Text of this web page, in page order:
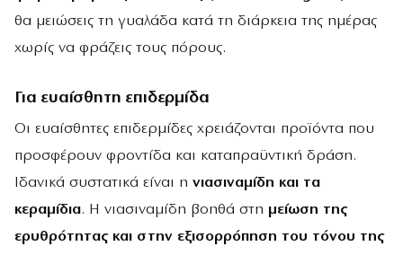
θα μειώσεις τη γυαλάδα κατά τη διάρκεια της ημέρας
χωρίς να φράζεις τους πόρους.
Για ευαίσθητη επιδερμίδα
Οι ευαίσθητες επιδερμίδες χρειάζονται προϊόντα που
προσφέρουν φροντίδα και καταπραϋντική δράση.
Ιδανικά συστατικά είναι η νιασιναμίδη και τα
κεραμίδια. Η νιασιναμίδη βοηθά στη μείωση της
ερυθρότητας και στην εξισορρόπηση του τόνου της